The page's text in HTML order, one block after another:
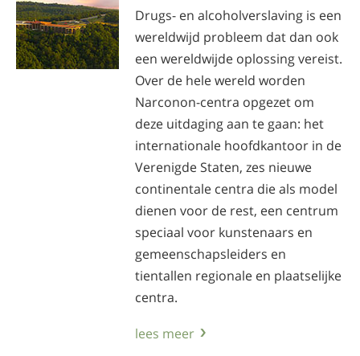
Drugs- en alcoholverslaving is een
wereldwijd probleem dat dan ook
een wereldwijde oplossing vereist.
Over de hele wereld worden
Narconon-centra opgezet om
deze uitdaging aan te gaan: het
internationale hoofdkantoor in de
Verenigde Staten, zes nieuwe
continentale centra die als model
dienen voor de rest, een centrum
speciaal voor kunstenaars en
gemeenschapsleiders en
tientallen regionale en plaatselijke
centra.
lees meer